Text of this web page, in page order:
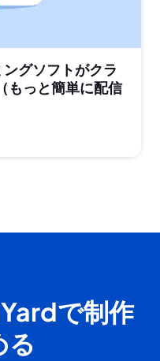
グソフトがクラ
もっと簡単に配信
で制作
る